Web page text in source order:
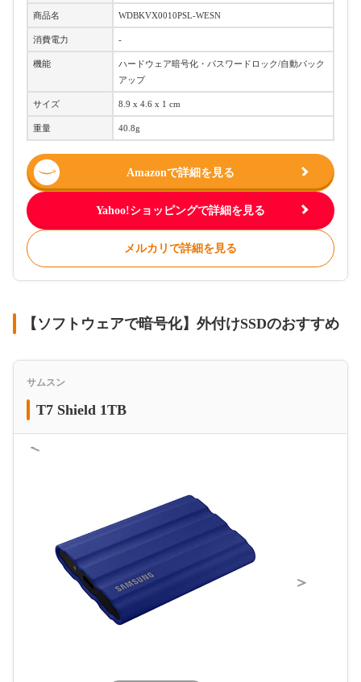
商品名 WDBKVX0010PSL-WESN
消費電力 -
機能
ハードウェア暗号化・パスワードロック/自動バック
アップ
サイズ ‎8.9 x 4.6 x 1 cm
重量 40.8g
Amazonで詳細を見る
Yahoo!ショッピングで詳細を見る
メルカリで詳細を見る
【ソフトウェアで暗号化】外付けSSDのおすすめ
サムスン
T7 Shield 1TB
＜
＞